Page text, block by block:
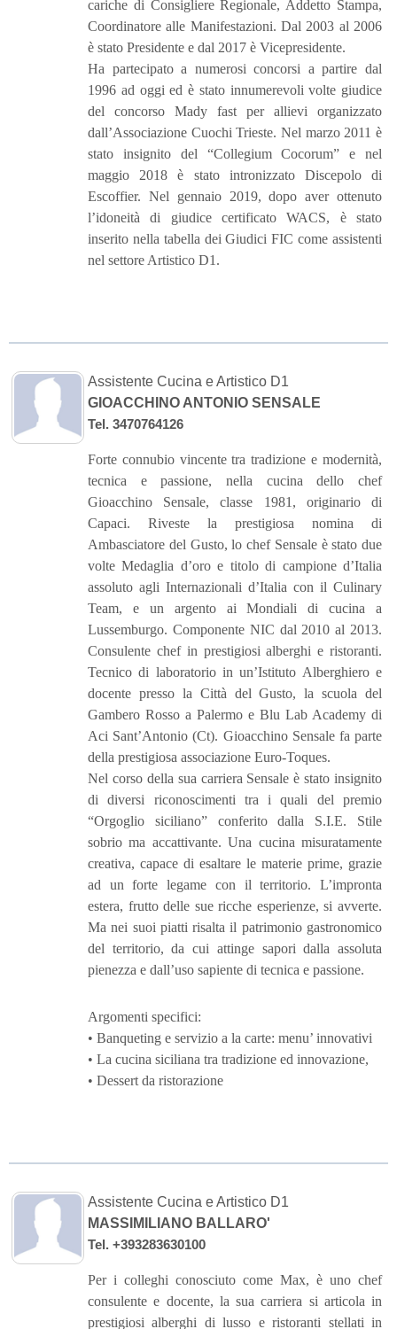
cariche di Consigliere Regionale, Addetto Stampa,
Coordinatore alle Manifestazioni. Dal 2003 al 2006
è stato Presidente e dal 2017 è Vicepresidente.
Ha partecipato a numerosi concorsi a partire dal
1996 ad oggi ed è stato innumerevoli volte giudice
del concorso Mady fast per allievi organizzato
dall’Associazione Cuochi Trieste. Nel marzo 2011 è
stato insignito del “Collegium Cocorum” e nel
maggio 2018 è stato intronizzato Discepolo di
Escoffier. Nel gennaio 2019, dopo aver ottenuto
l’idoneità di giudice certificato WACS, è stato
inserito nella tabella dei Giudici FIC come assistenti
nel settore Artistico D1.
Assistente Cucina e Artistico D1
GIOACCHINO ANTONIO SENSALE
Tel. 3470764126
Forte connubio vincente tra tradizione e modernità,
tecnica e passione, nella cucina dello chef
Gioacchino Sensale, classe 1981, originario di
Capaci. Riveste la prestigiosa nomina di
Ambasciatore del Gusto, lo chef Sensale è stato due
volte Medaglia d’oro e titolo di campione d’Italia
assoluto agli Internazionali d’Italia con il Culinary
Team, e un argento ai Mondiali di cucina a
Lussemburgo. Componente NIC dal 2010 al 2013.
Consulente chef in prestigiosi alberghi e ristoranti.
Tecnico di laboratorio in un’Istituto Alberghiero e
docente presso la Città del Gusto, la scuola del
Gambero Rosso a Palermo e Blu Lab Academy di
Aci Sant’Antonio (Ct). Gioacchino Sensale fa parte
della prestigiosa associazione Euro-Toques.
Nel corso della sua carriera Sensale è stato insignito
di diversi riconoscimenti tra i quali del premio
“Orgoglio siciliano” conferito dalla S.I.E. Stile
sobrio ma accattivante. Una cucina misuratamente
creativa, capace di esaltare le materie prime, grazie
ad un forte legame con il territorio. L’impronta
estera, frutto delle sue ricche esperienze, si avverte.
Ma nei suoi piatti risalta il patrimonio gastronomico
del territorio, da cui attinge sapori dalla assoluta
pienezza e dall’uso sapiente di tecnica e passione.
Argomenti specifici:
• Banqueting e servizio a la carte: menu’ innovativi
• La cucina siciliana tra tradizione ed innovazione,
• Dessert da ristorazione
Assistente Cucina e Artistico D1
MASSIMILIANO BALLARO'
Tel. +393283630100
Per i colleghi conosciuto come Max, è uno chef
consulente e docente, la sua carriera si articola in
prestigiosi alberghi di lusso e ristoranti stellati in